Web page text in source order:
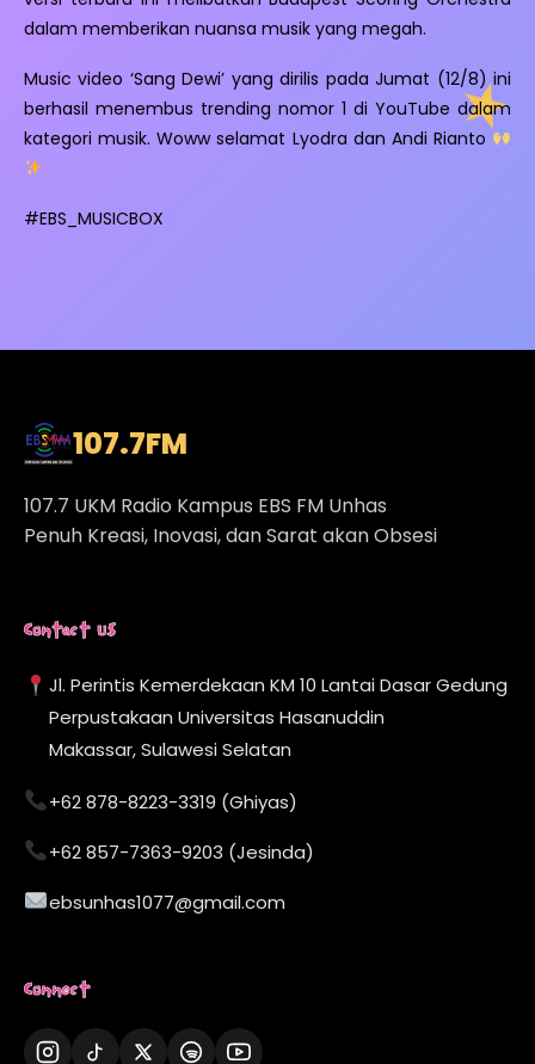
dalam memberikan nuansa musik yang megah.
Music video ‘Sang Dewi’ yang dirilis pada Jumat (12/8) ini
berhasil menembus trending nomor 1 di YouTube dalam
kategori musik. Woww selamat Lyodra dan Andi Rianto
#EBS_MUSICBOX
107.7FM
107.7 UKM Radio Kampus EBS FM Unhas
Penuh Kreasi, Inovasi, dan Sarat akan Obsesi
Contact Us
Jl. Perintis Kemerdekaan KM 10 Lantai Dasar Gedung
Perpustakaan Universitas Hasanuddin
Makassar, Sulawesi Selatan
+62 878-8223-3319 (Ghiyas)
+62 857-7363-9203 (Jesinda)
ebsunhas1077@gmail.com
Connect